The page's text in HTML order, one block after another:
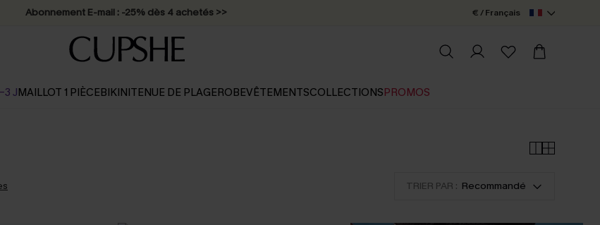
Abonnement E-mail : -25% dès 4 achetés >> € / Français
3 JMAILLOT 1 PIÈCEBIKINITENUE DE PLAGEROBEVÊTEMENTSCOLLECTIONSPROMOS
TRIER PAR : Recommandé